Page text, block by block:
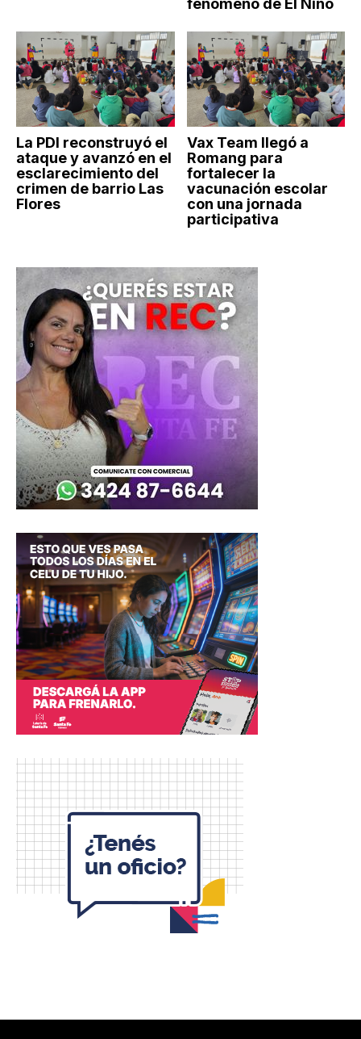
La PDI reconstruyó el
ataque y avanzó en el
esclarecimiento del
crimen de barrio Las
Flores
Vax Team llegó a
Romang para
fortalecer la
vacunación escolar
con una jornada
participativa